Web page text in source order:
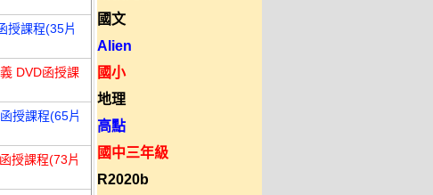
授課程(35片
DVD函授課
授課程(65片
授課程(73片
國文
Alien
國小
地理
高點
國中三年級
R2020b